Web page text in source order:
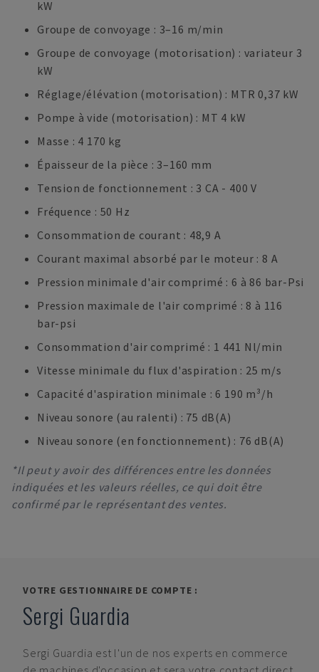
kW
Groupe de convoyage : 3–16 m/min
Groupe de convoyage (motorisation) : variateur 3
kW
Réglage/élévation (motorisation) : MTR 0,37 kW
Pompe à vide (motorisation) : MT 4 kW
Masse : 4 170 kg
Épaisseur de la pièce : 3–160 mm
Tension de fonctionnement : 3 CA - 400 V
Fréquence : 50 Hz
Consommation de courant : 48,9 A
Courant maximal absorbé par le moteur : 8 A
Pression minimale d'air comprimé : 6 à 86 bar-Psi
Pression maximale de l'air comprimé : 8 à 116
bar-psi
Consommation d'air comprimé : 1 441 Nl/min
Vitesse minimale du flux d'aspiration : 25 m/s
Capacité d'aspiration minimale : 6 190 m³/h
Niveau sonore (au ralenti) : 75 dB(A)
Niveau sonore (en fonctionnement) : 76 dB(A)
*Il peut y avoir des différences entre les données
indiquées et les valeurs réelles, ce qui doit être
confirmé par le représentant des ventes.
VOTRE GESTIONNAIRE DE COMPTE :
Sergi Guardia
Sergi Guardia est l'un de nos experts en commerce